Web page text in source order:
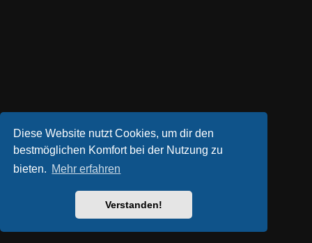
Diese Website nutzt Cookies, um dir den
bestmöglichen Komfort bei der Nutzung zu
bieten. Mehr erfahren
Verstanden!